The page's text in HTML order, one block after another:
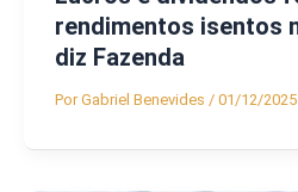
rendimentos isentos
diz Fazenda
PorGabriel Benevides / 01/12/2025